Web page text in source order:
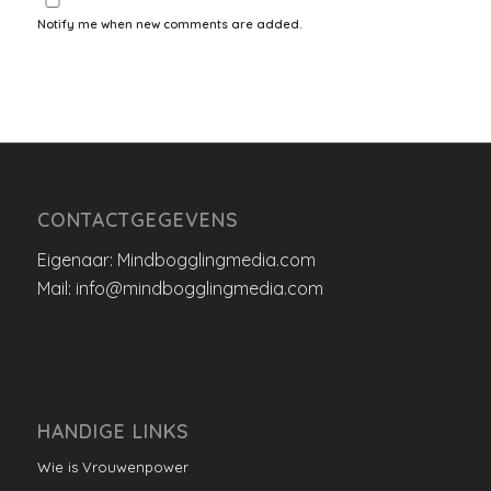
Notify me when new comments are added.
CONTACTGEGEVENS
Eigenaar: Mindbogglingmedia.com
Mail: info@mindbogglingmedia.com
HANDIGE LINKS
Wie is Vrouwenpower